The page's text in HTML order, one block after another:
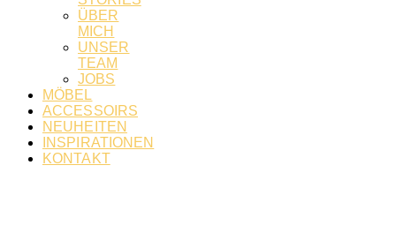
ÜBER
MICH
UNSER
TEAM
JOBS
MÖBEL
ACCESSOIRS
NEUHEITEN
INSPIRATIONEN
KONTAKT